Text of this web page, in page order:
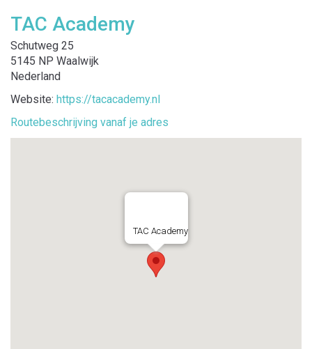
TAC Academy
Schutweg 25
5145 NP Waalwijk
Nederland
Website: https://tacacademy.nl
Routebeschrijving vanaf je adres
TAC Academy